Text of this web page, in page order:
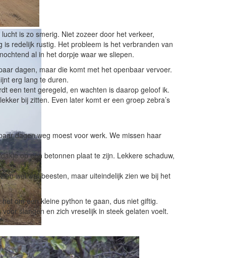
is zo smerig. Niet zozeer door het verkeer,
is redelijk rustig. Het probleem is het verbranden van
al in het dorpje waar we sliepen.
dagen, maar die komt met het openbaar vervoer.
erg lang te duren.
een tent geregeld, en wachten is daarop geloof ik.
bij zitten. Even later komt er een groep zebra’s
dagen weg moest voor werk. We missen haar
op een betonnen plaat te zijn. Lekkere schaduw,
wel wat beesten, maar uiteindelijk zien we bij het
om een kleine python te gaan, dus niet giftig.
slangen en zich vreselijk in steek gelaten voelt.